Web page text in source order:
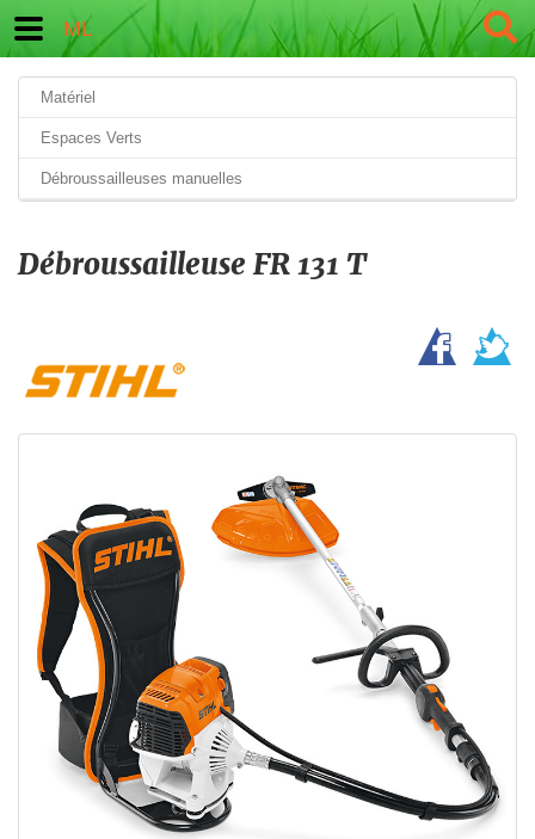
ML
Matériel
Espaces Verts
Débroussailleuses manuelles
Débroussailleuse FR 131 T